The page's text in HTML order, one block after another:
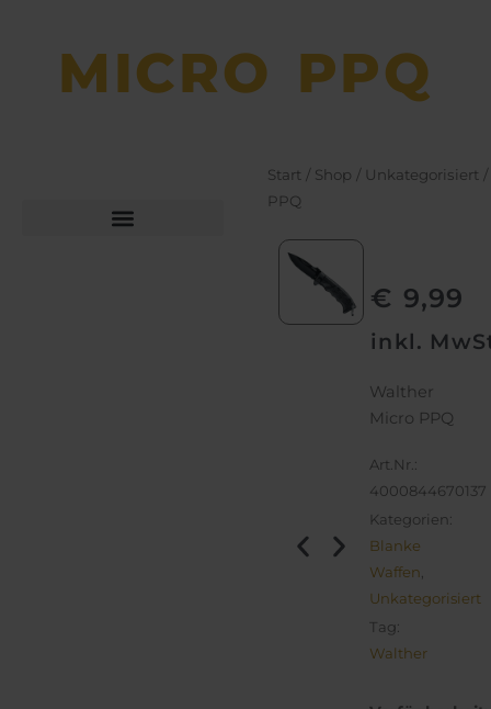
MICRO PPQ
Start / Shop / Unkategorisiert
PPQ
€ 9,99
inkl.
Walther
Micro PPQ
Art.Nr.:
4000844670137
Kategorien:
Blanke
Waffen
Unkategorisiert
Tag:
Walther